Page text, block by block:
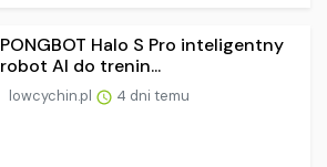
PONGBOT Halo S Pro inteligentny
robot AI do trenin...
lowcychin.pl 4 dni temu